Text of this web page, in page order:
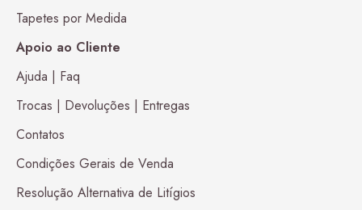
Tapetes por Medida
Apoio ao Cliente
Ajuda | Faq
Trocas | Devoluções | Entregas
Contatos
Condições Gerais de Venda
Resolução Alternativa de Litígios